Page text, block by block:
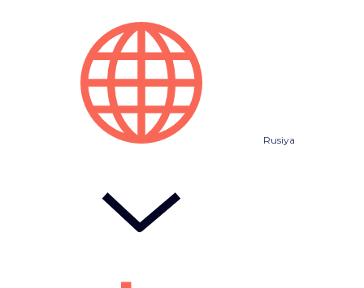
Rusiya